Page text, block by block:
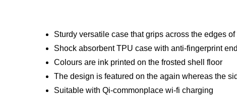
Sturdy versatile case that grips across the edges
Shock absorbent TPU case with anti-fingerprint end
Colours are ink printed on the frosted shell floor
The design is featured on the again whereas the
Suitable with Qi-commonplace wi-fi charging